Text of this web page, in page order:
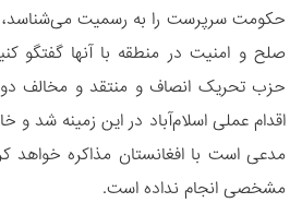
حکومت سرپرست را به رسمیت می‌شناسد،
صلح و امنیت در منطقه با آنها گفتگو
حزب تحریک انصاف و منتقد و مخالف
اقدام عملی اسلام‌آباد در این زمینه شد و
مدعی است با افغانستان مذاکره خواهد
مشخصی انجام نداده است.